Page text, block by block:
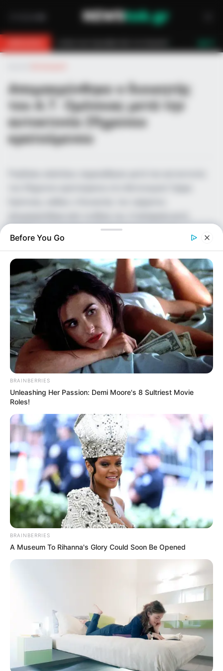
Απομακρύνθηκε ο διοικητής
του Α.Τ. Ομόνοιας μετά την
αυτοκτονία 29χρονου
κρατούμενου
ελήφθη μετά από δύο σοβαρά περιστατικά: την
αυτοκτονία του κρατούμενου μέσα στα κρατητήρια και…
Επιμέλεια
Συντακτική Ομάδα
Δημοσίευση
04/10/2024, 23:30 · 11:30 ΜΜ
Τελευταία ενημέρωση
04/10/2024, 23:30 · 11:30 ΜΜ
Αστυνομικά
Κοινοποίησε άρθρο
Before You Go
BRAINBERRIES
Unleashing Her Passion: Demi Moore's 8 Sultriest Movie
Roles!
BRAINBERRIES
A Museum To Rihanna's Glory Could Soon Be Opened